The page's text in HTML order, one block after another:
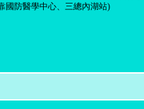
國防醫學中心、三總內湖站)